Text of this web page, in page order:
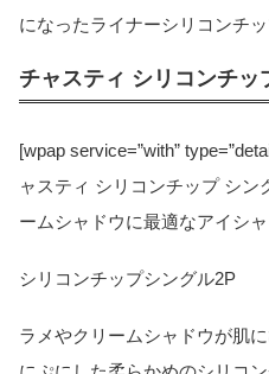
になったライナーシリコンチッ
チャスティ シリコンチッ
[wpap service=”with”
ャスティ シリコンチップ シン
ームシャドウに最適なアイシ
シリコンチップシングル2P
ラメやクリームシャドウが肌